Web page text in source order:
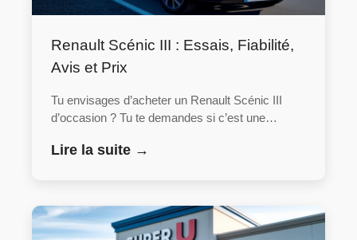
Renault Scénic III : Essais, Fiabilité,
Avis et Prix
Tu envisages d’acheter un Renault Scénic III
d’occasion ? Tu te demandes si c’est une…
Lire la suite →